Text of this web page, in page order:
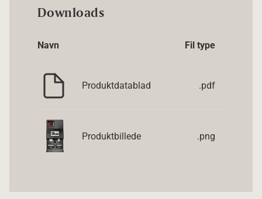
Downloads
Navn Fil type
Produktdatablad .pdf
Produktbillede .png